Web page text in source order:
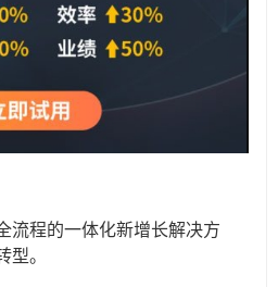
流程的一体化新增长解决方
。